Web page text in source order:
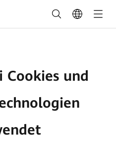
Cookies und